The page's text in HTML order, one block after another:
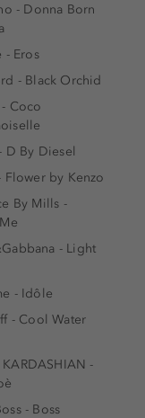
- Donna Born
- Eros
- Black Orchid
Coco
D By Diesel
Flower by Kenzo
By Mills -
- Light
- Idôle
- Cool Water
KARDASHIAN -
- Boss